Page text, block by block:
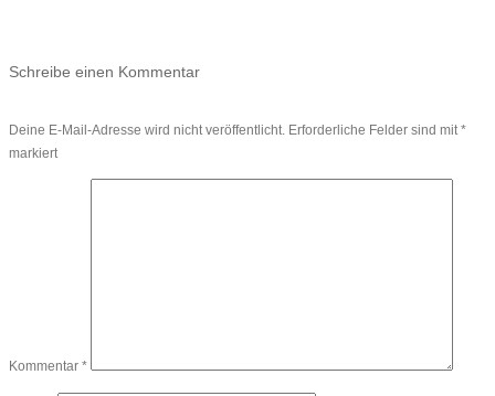
Schreibe einen Kommentar
Deine E-Mail-Adresse wird nicht veröffentlicht. Erforderliche Felder sind mit*
markiert
Kommentar *